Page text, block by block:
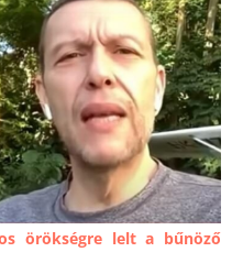
örökségre lelt a bűnöző